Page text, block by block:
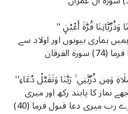
قُرَّةَ أَعْيُنٍ ''
ہماری بیویوں اور اولاد سے
الفرقان
وَمِن ذُرِّيَّتِي ۚ رَبَّنَا وَتَقَبَّلْ دُعَاءِ''
نماز کا پابند رکھ اور میری
اولاد سے بھی، اے ہمارے رب میری دعا قبول فرما (40)